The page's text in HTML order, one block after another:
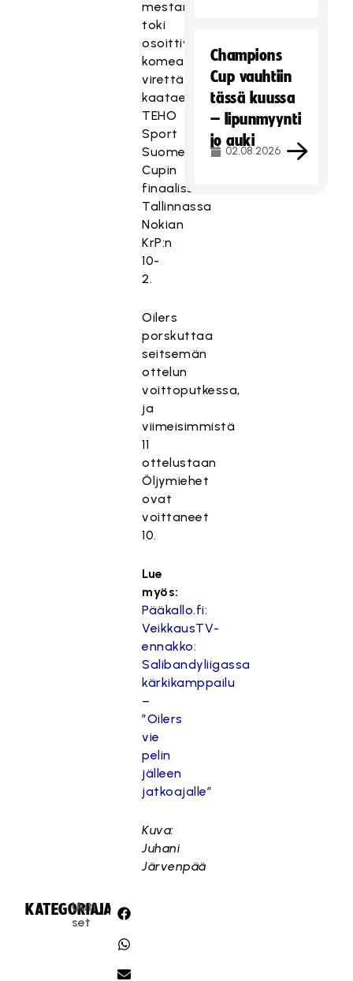
mestarit
toki
osoittivat
komeaa
virettä
kaataessaan
TEHO
Sport
Suomen
Cupin
finaalissa
Tallinnassa
Nokian
KrP:n
10-
2.
Oilers
porskuttaa
seitsemän
ottelun
voittoputkessa,
ja
viimeisimmistä
11
ottelustaan
Öljymiehet
ovat
voittaneet
10.
Lue
myös:
Pääkallo.fi:
VeikkausTV-
ennakko:
Salibandyliigassa
kärkikamppailu
–
”Oilers
vie
pelin
jälleen
jatkoajalle”
Kuva:
Juhani
Järvenpää
KATEGORIA:
Uuti
set
JAA:
Champions
Cup vauhtiin
tässä kuussa
– lipunmyynti
jo auki
02.08.2026